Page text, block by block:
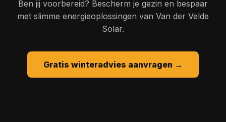
Ben jij voorbereid? Bescherm je gezin en bespaar
met slimme energieoplossingen van Van der Velde
Solar.
Gratis winteradvies aanvragen →